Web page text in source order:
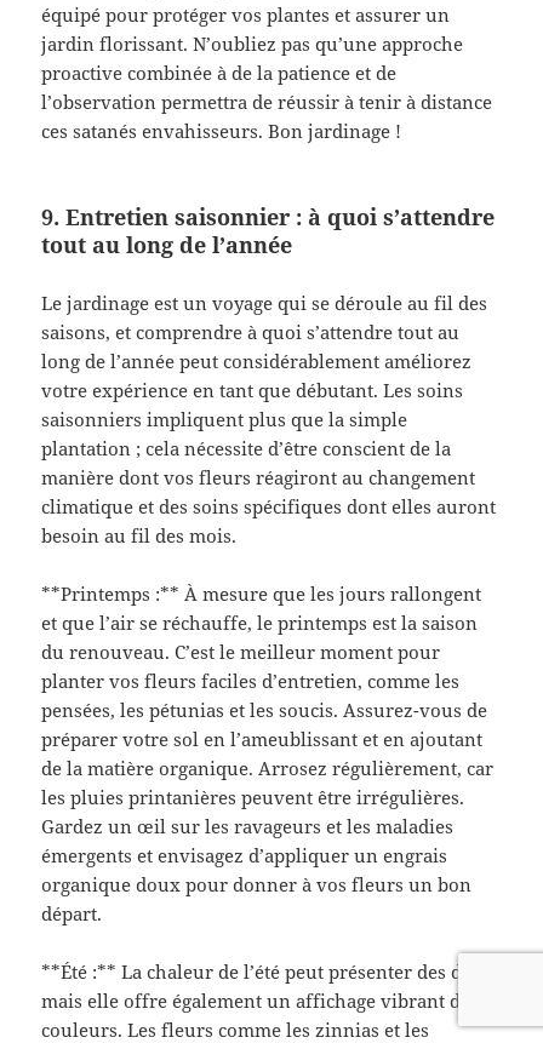
équipé pour protéger vos plantes et assurer un
jardin florissant. N’oubliez pas qu’une approche
proactive combinée à de la patience et de
l’observation permettra de réussir à tenir à distance
ces satanés envahisseurs. Bon jardinage !
9. Entretien saisonnier : à quoi s’attendre
tout au long de l’année
Le jardinage est un voyage qui se déroule au fil des
saisons, et comprendre à quoi s’attendre tout au
long de l’année peut considérablement améliorez
votre expérience en tant que débutant. Les soins
saisonniers impliquent plus que la simple
plantation ; cela nécessite d’être conscient de la
manière dont vos fleurs réagiront au changement
climatique et des soins spécifiques dont elles auront
besoin au fil des mois.
**Printemps :** À mesure que les jours rallongent
et que l’air se réchauffe, le printemps est la saison
du renouveau. C’est le meilleur moment pour
planter vos fleurs faciles d’entretien, comme les
pensées, les pétunias et les soucis. Assurez-vous de
préparer votre sol en l’ameublissant et en ajoutant
de la matière organique. Arrosez régulièrement, car
les pluies printanières peuvent être irrégulières.
Gardez un œil sur les ravageurs et les maladies
émergents et envisagez d’appliquer un engrais
organique doux pour donner à vos fleurs un bon
départ.
**Été :** La chaleur de l’été peut présenter des défis,
mais elle offre également un affichage vibrant de
couleurs. Les fleurs comme les zinnias et les